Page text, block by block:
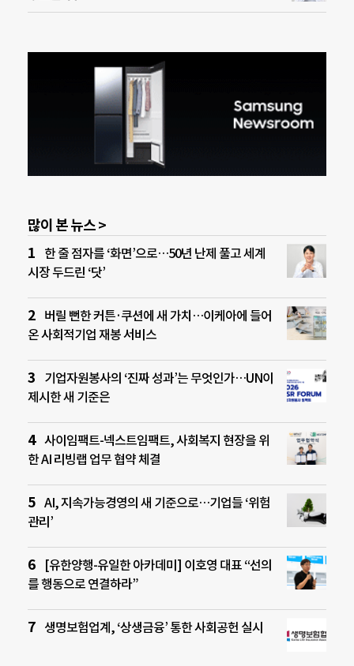
많이 본 뉴스 >
한 줄 점자를 ‘화면’으로…50년 난제 풀고 세계
시장 두드린 ‘닷’
버릴 뻔한 커튼·쿠션에 새 가치…이케아에 들어
온 사회적기업 재봉 서비스
기업자원봉사의 ‘진짜 성과’는 무엇인가…UN이
제시한 새 기준은
사이임팩트-넥스트임팩트, 사회복지 현장을 위
한 AI 리빙랩 업무 협약 체결
AI, 지속가능경영의 새 기준으로…기업들 ‘위험
관리’
[유한양행-유일한 아카데미] 이호영 대표 “선의
를 행동으로 연결하라”
생명보험업계, ‘상생금융’ 통한 사회공헌 실시